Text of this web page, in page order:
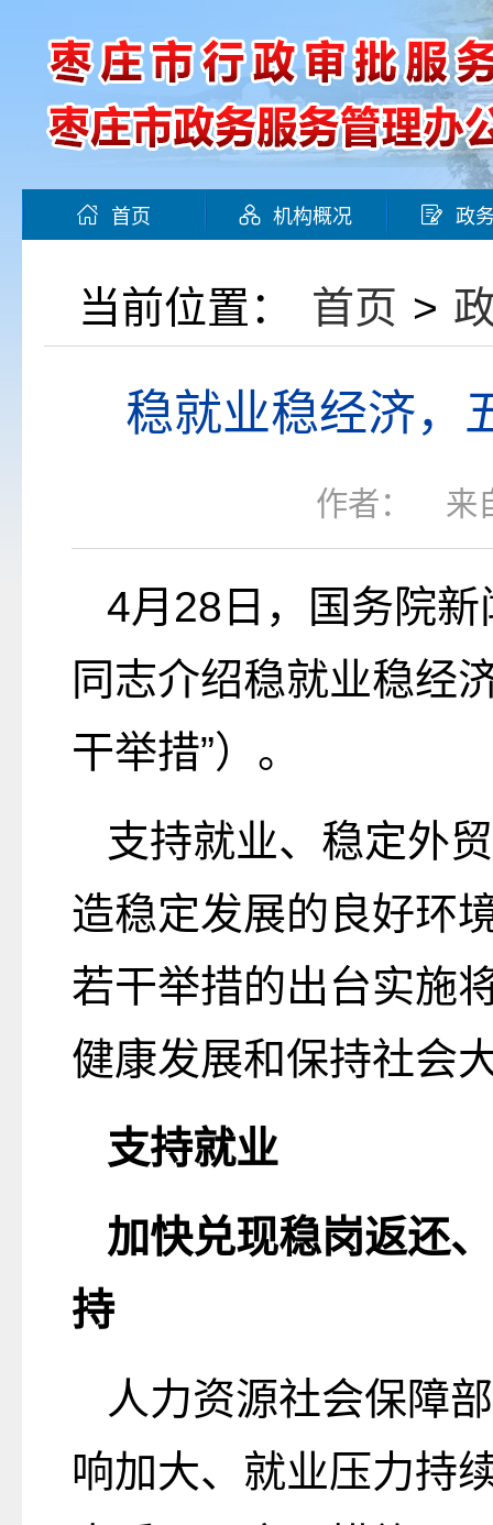
首页 机构概况 政
当前位置： 首页 >
稳就业稳经济，
作者： 来
4月28日，国务院
同志介绍稳就业稳经
干举措”）。
支持就业、稳定外
造稳定发展的良好环
若干举措的出台实施
健康发展和保持社会
支持就业
加快兑现稳岗返还
持
人力资源社会保障
响加大、就业压力持